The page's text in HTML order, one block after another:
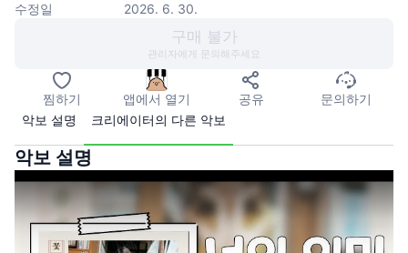
수정일
2026. 6. 30.
구매 불가
관리자에게 문의해주세요
찜하기 앱에서 열기 공유
문의하기
악보 설명
크리에이터의 다른 악보
악보 설명